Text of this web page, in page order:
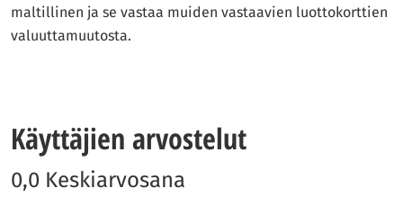
maltillinen ja se vastaa muiden vastaavien luottokorttien
valuuttamuutosta.
Käyttäjien arvostelut
0,0 Keskiarvosana